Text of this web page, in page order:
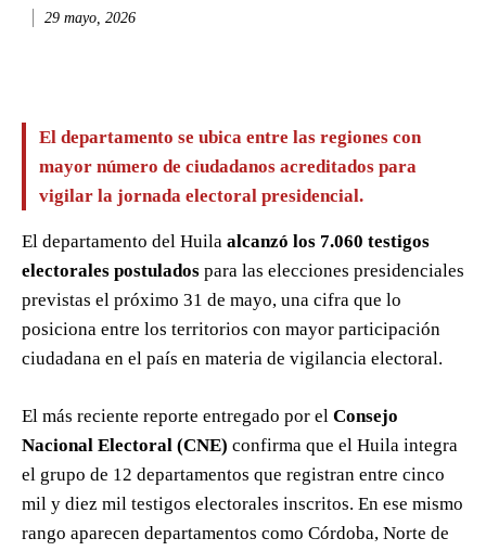
29 mayo, 2026
El departamento se ubica entre las regiones con
mayor número de ciudadanos acreditados para
vigilar la jornada electoral presidencial.
El departamento del Huila alcanzó los 7.060 testigos
electorales postulados para las elecciones presidenciales
previstas el próximo 31 de mayo, una cifra que lo
posiciona entre los territorios con mayor participación
ciudadana en el país en materia de vigilancia electoral.
El más reciente reporte entregado por el Consejo
Nacional Electoral (CNE) confirma que el Huila integra
el grupo de 12 departamentos que registran entre cinco
mil y diez mil testigos electorales inscritos. En ese mismo
rango aparecen departamentos como Córdoba, Norte de